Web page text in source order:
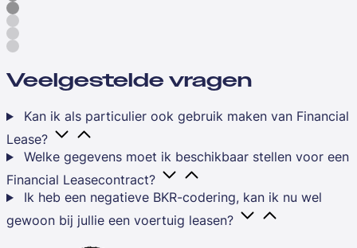
Veelgestelde vragen
Kan ik als particulier ook gebruik maken van Financial
Lease?
Welke gegevens moet ik beschikbaar stellen voor een
Financial Leasecontract?
Ik heb een negatieve BKR-codering, kan ik nu wel
gewoon bij jullie een voertuig leasen?